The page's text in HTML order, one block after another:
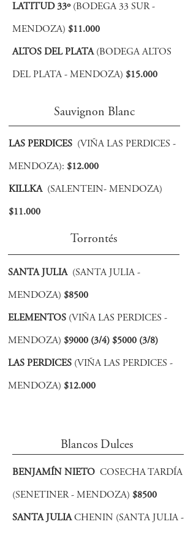
LATITUD 33º (BODEGA 33 SUR -
MENDOZA) $11.000
ALTOS DEL PLATA (BODEGA ALTOS
DEL PLATA - MENDOZA) $15.000
Sauvignon Blanc
LAS PERDICES (VIÑA LAS PERDICES -
MENDOZA): $12.000
KILLKA (SALENTEIN- MENDOZA)
$11.000
Torrontés
SANTA JULIA (SANTA JULIA -
MENDOZA) $8500
ELEMENTOS (VIÑA LAS PERDICES -
MENDOZA) $9000 (3/4) $5000 (3/8)
LAS PERDICES (VIÑA LAS PERDICES -
MENDOZA) $12.000
Blancos Dulces
BENJAMÍN NIETO COSECHA TARDÍA
(SENETINER - MENDOZA) $8500
SANTA JULIACHENIN (SANTA JULIA -